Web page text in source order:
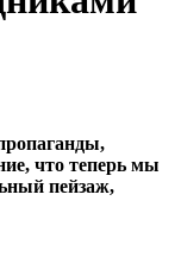
что теперь мы
пейзаж,